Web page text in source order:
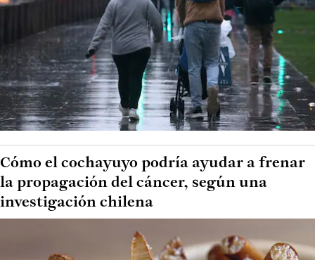
Cómo el cochayuyo podría ayudar a frenar
la propagación del cáncer, según una
investigación chilena